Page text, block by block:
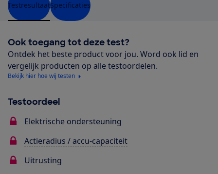
TestresultaatSpecificaties
Ook toegang tot deze test?
Ontdek het beste product voor jou. Word ook lid en
vergelijk producten op alle testoordelen.
Bekijk hier hoe wij testen
Testoordeel
Elektrische ondersteuning
Actieradius / accu-capaciteit
Uitrusting